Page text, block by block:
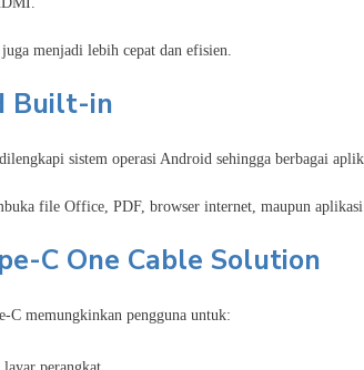
menjadi lebih cepat dan efisien.
Built-in
sistem operasi Android sehingga berbagai
file Office, PDF, browser internet, maupun
C One Cable Solution
C memungkinkan pengguna untuk: